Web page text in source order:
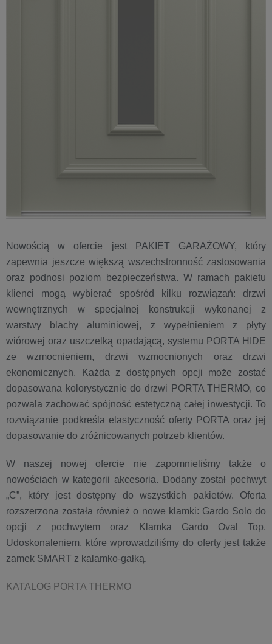
Nowością w ofercie jest PAKIET GARAŻOWY, który
zapewnia jeszcze większą wszechstronność zastosowania
oraz podnosi poziom bezpieczeństwa. W ramach pakietu
klienci mogą wybierać spośród kilku rozwiązań: drzwi
wewnętrznych w specjalnej konstrukcji wykonanej z
warstwy blachy aluminiowej, z wypełnieniem z płyty
wiórowej oraz uszczelką opadającą, systemu PORTA HIDE
ze wzmocnieniem, drzwi wzmocnionych oraz drzwi
ekonomicznych. Każda z dostępnych opcji może zostać
dopasowana kolorystycznie do drzwi PORTA THERMO, co
pozwala zachować spójność estetyczną całej inwestycji. To
rozwiązanie podkreśla elastyczność oferty PORTA oraz jej
dopasowanie do zróżnicowanych potrzeb klientów.
W naszej nowej ofercie nie zapomnieliśmy także o
nowościach w kategorii akcesoria. Dodany został pochwyt
„C”, który jest dostępny do wszystkich pakietów. Oferta
rozszerzona została również o nowe klamki: Gardo Solo do
opcji z pochwytem oraz Klamka Gardo Oval Top.
Udoskonaleniem, które wprowadziliśmy do oferty jest także
zamek SMART z kalamko-gałką.
KATALOG PORTA THERMO